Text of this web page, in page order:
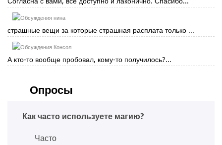
нина
страшные вещи за которые страшная расплата только ...
Консол
А кто-то вообще пробовал, кому-то получилось?...
Опросы
Как часто используете магию?
Часто